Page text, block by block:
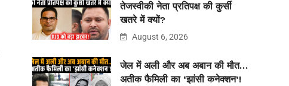
तेजस्वीकी नेता प्रतिपक्ष की कुर्सी
खतरे में क्यों?
August 6, 2026
जेल में अली और अब अबान की मौत…
अतीक फैमिली का ‘झांसी कनेक्शन’!